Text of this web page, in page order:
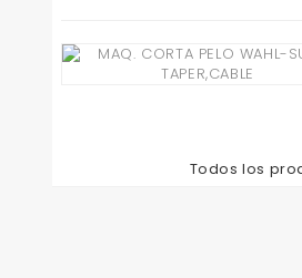
Todos los